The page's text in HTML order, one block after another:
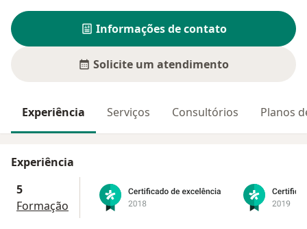
Informações de contato
Solicite um atendimento
Experiência Serviços Consultórios Planos
Experiência
5
Formação